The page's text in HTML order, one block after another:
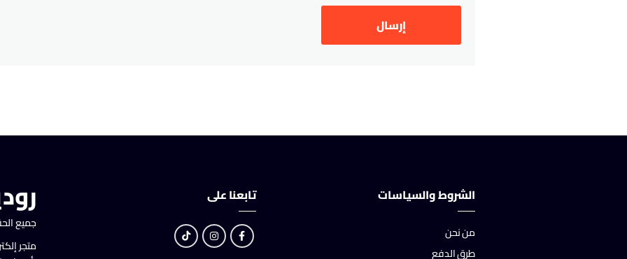
الشروط والسياسات
من نحن
طرق الدفع
تابعنا على
جميع
متجر